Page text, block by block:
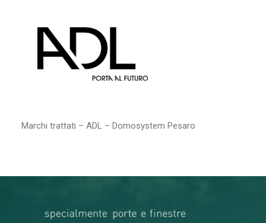
RICERCA
Marchi trattati – ADL – Domosystem Pesaro